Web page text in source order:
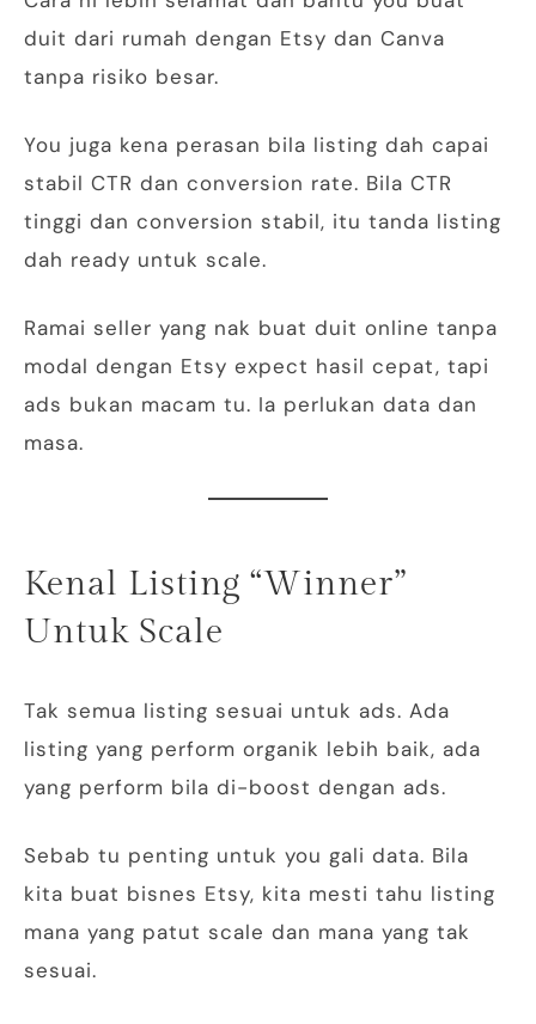
duit dari rumah dengan Etsy dan Canva
tanpa risiko besar.
You juga kena perasan bila listing dah capai
stabil CTR dan conversion rate. Bila CTR
tinggi dan conversion stabil, itu tanda listing
dah ready untuk scale.
Ramai seller yang nak buat duit online tanpa
modal dengan Etsy expect hasil cepat, tapi
ads bukan macam tu. Ia perlukan data dan
masa.
Kenal Listing “Winner”
Untuk Scale
Tak semua listing sesuai untuk ads. Ada
listing yang perform organik lebih baik, ada
yang perform bila di-boost dengan ads.
Sebab tu penting untuk you gali data. Bila
kita buat bisnes Etsy, kita mesti tahu listing
mana yang patut scale dan mana yang tak
sesuai.